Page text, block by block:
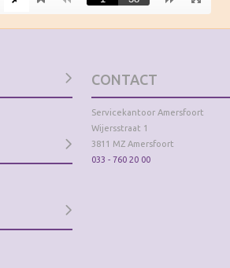
CONTACT
Servicekantoor Amersfoort
Wijersstraat 1
3811 MZ Amersfoort
033 - 760 20 00